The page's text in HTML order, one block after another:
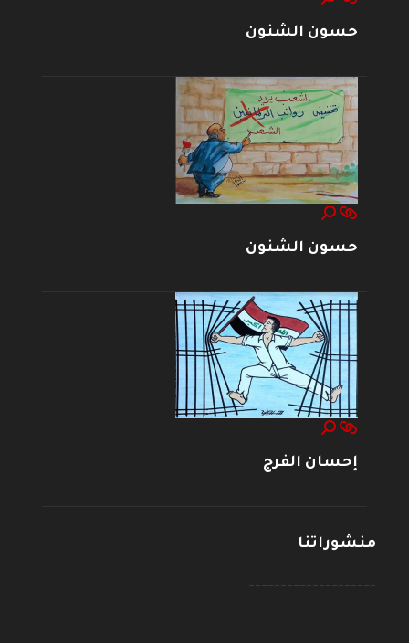
حسون الشنون
حسون الشنون
إحسان الفرج
منشوراتنا
--------------------